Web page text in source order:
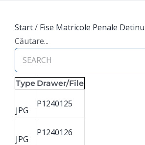
Start/ Fise Matricole Penale
Căutare...
Type Drawer/File
JPG
P1240125
JPG
P1240126